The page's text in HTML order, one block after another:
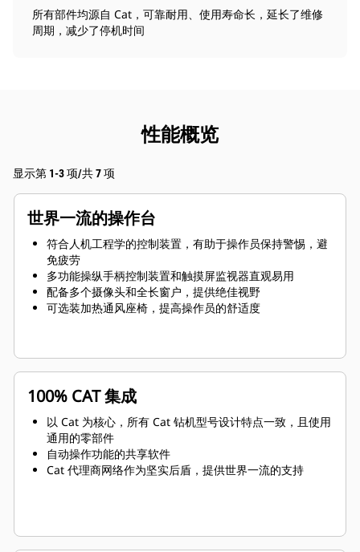
所有部件均源自 Cat，可靠耐用、使用寿命长，延长了维修
周期，减少了停机时间
性能概览
显示第 1-3 项/共 7 项
世界一流的操作台
符合人机工程学的控制装置，有助于操作员保持警惕，避
免疲劳
多功能操纵手柄控制装置和触摸屏监视器直观易用
配备多个摄像头和全长窗户，提供绝佳视野
可选装加热通风座椅，提高操作员的舒适度
100% CAT 集成
以 Cat 为核心，所有 Cat 钻机型号设计特点一致，且使用
通用的零部件
自动操作功能的共享软件
Cat 代理商网络作为坚实后盾，提供世界一流的支持